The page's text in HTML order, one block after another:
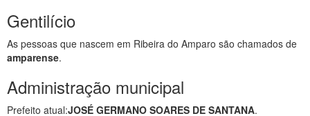
Gentilício
As pessoas que nascem em Ribeira do Amparo são chamados de
amparense.
Administração municipal
Prefeito atual:JOSÉ GERMANO SOARES DE SANTANA.